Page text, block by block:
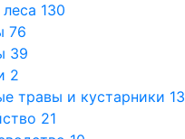
130
76
39
2
травы и кустарники 13
21